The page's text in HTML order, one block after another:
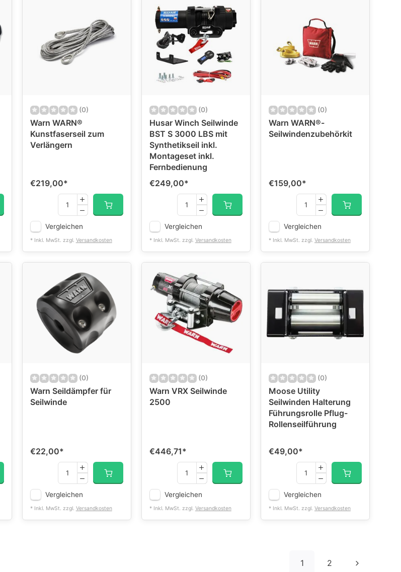
(0)
Warn WARN®
Kunstfaserseil zum
Verlängern
€219,00*
Vergleichen
* Inkl. MwSt. zzgl. Versandkosten
(0)
Husar Winch Seilwinde
BST S 3000 LBS mit
Synthetikseil inkl.
Montageset inkl.
Fernbedienung
€249,00*
Vergleichen
* Inkl. MwSt. zzgl. Versandkosten
(0)
Warn WARN®-
Seilwindenzubehörkit
€159,00*
Vergleichen
* Inkl. MwSt. zzgl. Versandkosten
(0)
Warn Seildämpfer für
Seilwinde
€22,00*
Vergleichen
* Inkl. MwSt. zzgl. Versandkosten
(0)
Warn VRX Seilwinde
2500
€446,71*
Vergleichen
* Inkl. MwSt. zzgl. Versandkosten
(0)
Moose Utility
Seilwinden Halterung
Führungsrolle Pflug-
Rollenseilführung
€49,00*
Vergleichen
* Inkl. MwSt. zzgl. Versandkosten
1 2